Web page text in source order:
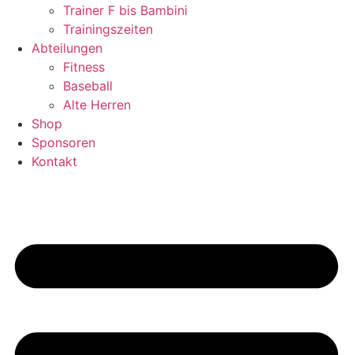
Trainer F bis Bambini
Trainingszeiten
Abteilungen
Fitness
Baseball
Alte Herren
Shop
Sponsoren
Kontakt